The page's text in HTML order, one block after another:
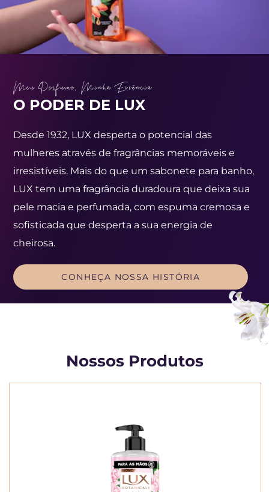
Meu Perfume, Minha Essência
O PODER DE LUX
Desde 1932, LUX desperta o potencial das
mulheres através de fragrâncias memoráveis e
irresistíveis. Mais do que um sabonete para banho,
LUX tem uma fragrância duradoura que deixa sua
pele macia e perfumada, com espuma cremosa e
sofisticada que desperta a sua energia de
cheirosa.
CONHEÇA NOSSA HISTÓRIA O PODER DE
Nossos Produtos